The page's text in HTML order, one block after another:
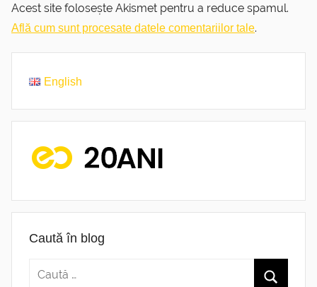
Acest site folosește Akismet pentru a reduce spamul.
Află cum sunt procesate datele comentariilor tale.
English
Caută în blog